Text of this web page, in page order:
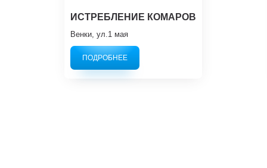
ИСТРЕБЛЕНИЕ КОМАРОВ
Венки, ул.1 мая
ПОДРОБНЕЕ